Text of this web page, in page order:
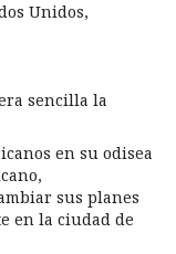
Unidos,
sencilla la
en su odisea
sus planes
en la ciudad de